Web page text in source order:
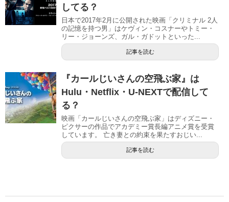
してる？
日本で2017年2月に公開された映画「クリミナル 2人
の記憶を持つ男」はケヴィン・コスナーやトミー・
リー・ジョーンズ、ガル・ガドットといった...
記事を読む
『カールじいさんの空飛ぶ家』は
Hulu・Netflix・U-NEXTで配信して
る？
映画「カールじいさんの空飛ぶ家」はディズニー・
ピクサーの作品でアカデミー賞長編アニメ賞を受賞
しています。 亡き妻との約束を果たすおじい...
記事を読む